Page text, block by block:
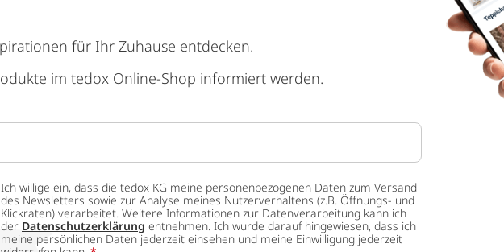
für Ihr Zuhause entdecken.
im tedox Online-Shop informiert werden.
Ich willige ein, dass die tedox KG meine personenbezogenen Daten zum Versand
des Newsletters sowie zur Analyse meines Nutzerverhaltens (z.B. Öffnungs- und
Klickraten) verarbeitet. Weitere Informationen zur Datenverarbeitung kann ich
der Datenschutzerklärung entnehmen. Ich wurde darauf hingewiesen, dass ich
meine persönlichen Daten jederzeit einsehen und meine Einwilligung jederzeit